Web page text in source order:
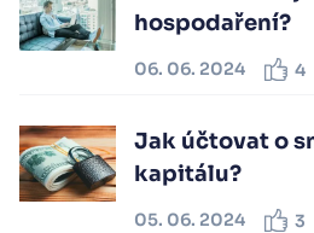
hospodaření?
06. 06. 2024 4
Jak účtovat o
kapitálu?
05. 06. 2024 3